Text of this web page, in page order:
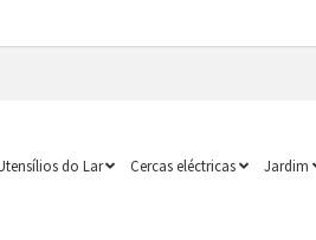
do Lar Cercas eléctricas Jardim